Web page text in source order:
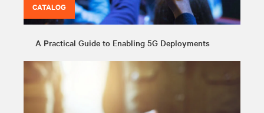
CATALOG
A Practical Guide to Enabling 5G Deployments